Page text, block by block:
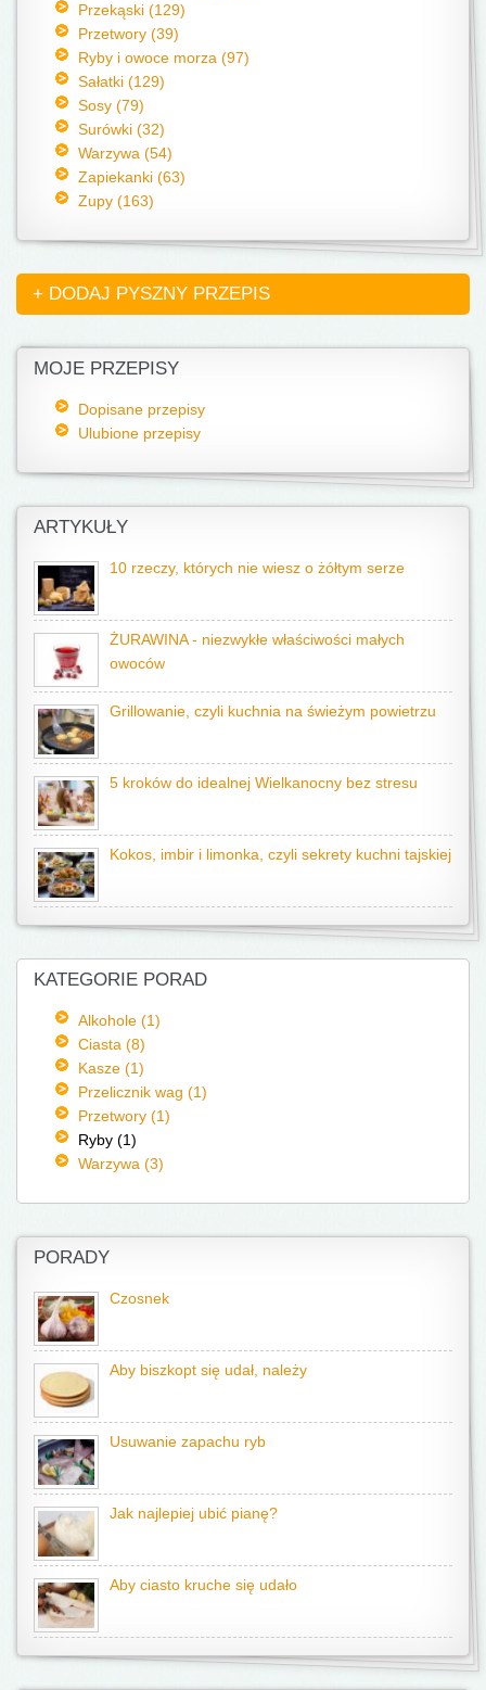
Przekąski (129)
Przetwory (39)
Ryby i owoce morza (97)
Sałatki (129)
Sosy (79)
Surówki (32)
Warzywa (54)
Zapiekanki (63)
Zupy (163)
+ DODAJ PYSZNY PRZEPIS
MOJE PRZEPISY
Dopisane przepisy
Ulubione przepisy
ARTYKUŁY
10 rzeczy, których nie wiesz o żółtym serze
ŻURAWINA - niezwykłe właściwości małych
owoców
Grillowanie, czyli kuchnia na świeżym powietrzu
5 kroków do idealnej Wielkanocny bez stresu
Kokos, imbir i limonka, czyli sekrety kuchni tajskiej
KATEGORIE PORAD
Alkohole (1)
Ciasta (8)
Kasze (1)
Przelicznik wag (1)
Przetwory (1)
Ryby (1)
Warzywa (3)
PORADY
Czosnek
Aby biszkopt się udał, należy
Usuwanie zapachu ryb
Jak najlepiej ubić pianę?
Aby ciasto kruche się udało